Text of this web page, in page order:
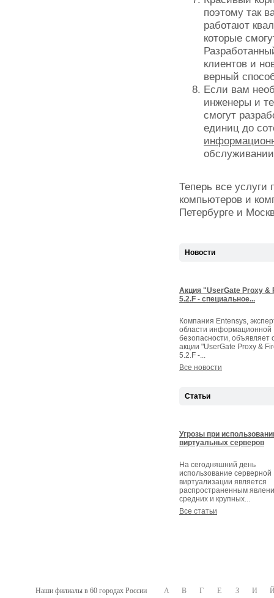
поэтому так
работают
которые
клиентов и
верный
Если вам
инженеры и
смогут
единиц до
Теперь все
компьютеров и
Петербурге и
Новости
Акция "UserGate Proxy &
5.2.F - специальное...
Компания Entensys,
области информационной
безопасности, объявляет
акции "UserGate Proxy &
5.2.F -...
Все новости
Статьи
Угрозы при
виртуальных серверов
На сегодняшний день
использование серверной
виртуализации является
распространенным
средних и крупных...
Все статьи
Наши филиалы в 60 городах России
А В Г Е З И